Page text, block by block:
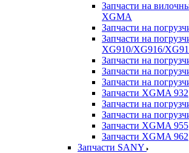
Запчасти на
XGMA
Запчасти на
Запчасти на
XG910/XG916/
Запчасти на
Запчасти на
Запчасти на
Запчасти XGMA 932
Запчасти на
Запчасти на
Запчасти XGMA 955
Запчасти XGMA 962
Запчасти SANY